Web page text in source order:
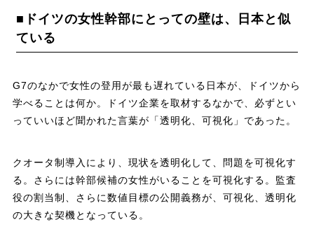
■ドイツの女性幹部にとっての壁は、日本と似
ている
G7のなかで女性の登用が最も遅れている日本が、ドイツから
学べることは何か。ドイツ企業を取材するなかで、必ずとい
っていいほど聞かれた言葉が「透明化、可視化」であった。
クオータ制導入により、現状を透明化して、問題を可視化す
る。さらには幹部候補の女性がいることを可視化する。監査
役の割当制、さらに数値目標の公開義務が、可視化、透明化
の大きな契機となっている。